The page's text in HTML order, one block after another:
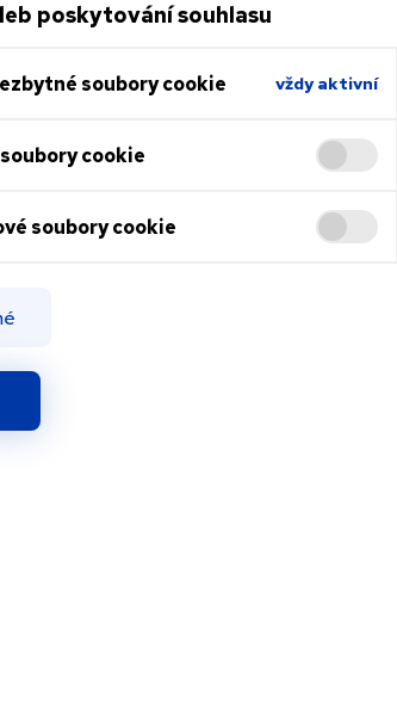
poskytování souhlasu
soubory cookie vždy aktivní
cookie
soubory cookie